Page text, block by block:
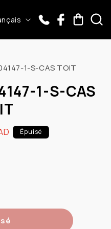
Panier
1-S-CAS TOIT
1-S-CAS
Épuisé